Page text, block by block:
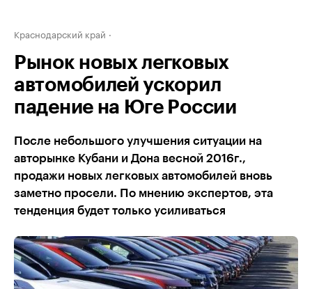
Краснодарский край
Рынок новых легковых
автомобилей ускорил
падение на Юге России
После небольшого улучшения ситуации на
авторынке Кубани и Дона весной 2016г.,
продажи новых легковых автомобилей вновь
заметно просели. По мнению экспертов, эта
тенденция будет только усиливаться